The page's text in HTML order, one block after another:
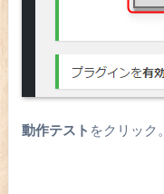
動作テスト をクリック。